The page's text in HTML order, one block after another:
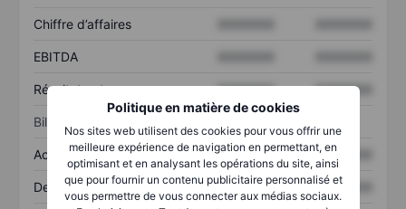
Politique en matière de cookies
Nos sites web utilisent des cookies pour vous offrir une
meilleure expérience de navigation en permettant, en
optimisant et en analysant les opérations du site, ainsi
que pour fournir un contenu publicitaire personnalisé et
vous permettre de vous connecter aux médias sociaux.
Chiffre d’affaires
EBITDA
Résultat net XXXXXXX XXXXXXX
Bilan
Actif total XXXXXXX XXXXXXX
Dette totale XXXXXXX XXXXXXX